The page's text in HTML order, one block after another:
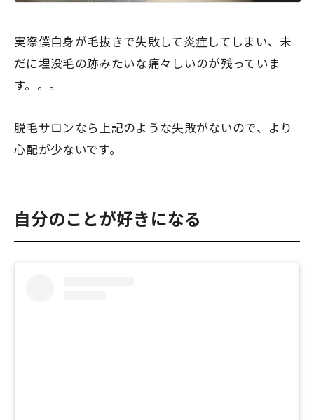
実際僕自身が毛抜きで失敗して炎症してしまい、未
だに埋没毛の跡みたいな痛々しいのが残っていま
す。。。
脱毛サロンなら上記のような失敗がないので、より
心配が少ないです。
自分のことが好きになる